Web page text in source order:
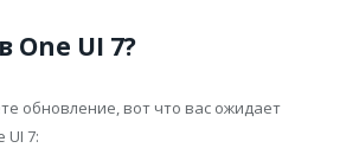
One UI 7?
обновление, вот что вас ожидает
UI 7: